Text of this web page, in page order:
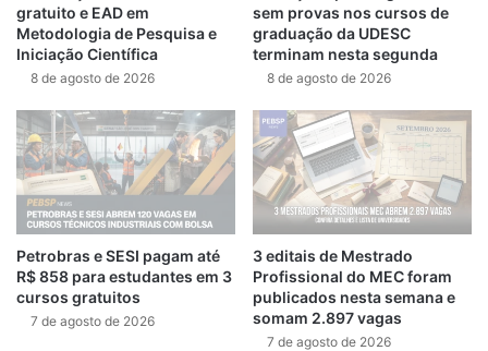
gratuito e EAD em
Metodologia de Pesquisa e
Iniciação Científica
8 de agosto de 2026
sem provas nos cursos de
graduação da UDESC
terminam nesta segunda
8 de agosto de 2026
Petrobras e SESI pagam até
R$ 858 para estudantes em 3
cursos gratuitos
7 de agosto de 2026
3 editais de Mestrado
Profissional do MEC foram
publicados nesta semana e
somam 2.897 vagas
7 de agosto de 2026